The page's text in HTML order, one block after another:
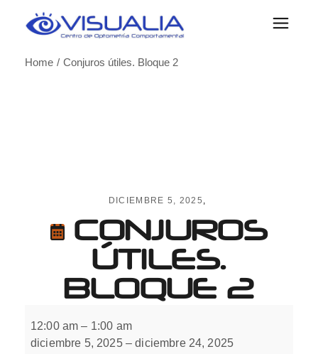
Home
Conjuros útiles. Bloque 2
DICIEMBRE 5, 2025
CONJUROS
ÚTILES.
BLOQUE 2
útiles.
Bloque
2
12:00 am – 1:00 am
diciembre 5, 2025 –diciembre 24, 2025